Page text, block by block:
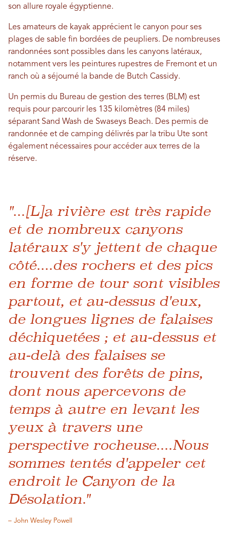
son allure royale égyptienne.
Les amateurs de kayak apprécient le canyon pour ses
plages de sable fin bordées de peupliers. De nombreuses
randonnées sont possibles dans les canyons latéraux,
notamment vers les peintures rupestres de Fremont et un
ranch où a séjourné la bande de Butch Cassidy.
Un permis du Bureau de gestion des terres (BLM) est
requis pour parcourir les 135 kilomètres (84 miles)
séparant Sand Wash de Swaseys Beach. Des permis de
randonnée et de camping délivrés par la tribu Ute sont
également nécessaires pour accéder aux terres de la
réserve.
"...[L]a rivière est très rapide
et de nombreux canyons
latéraux s'y jettent de chaque
côté....des rochers et des pics
en forme de tour sont visibles
partout, et au-dessus d'eux,
de longues lignes de falaises
déchiquetées ; et au-dessus et
au-delà des falaises se
trouvent des forêts de pins,
dont nous apercevons de
temps à autre en levant les
yeux à travers une
perspective rocheuse....Nous
sommes tentés d'appeler cet
endroit le Canyon de la
Désolation."
– John Wesley Powell